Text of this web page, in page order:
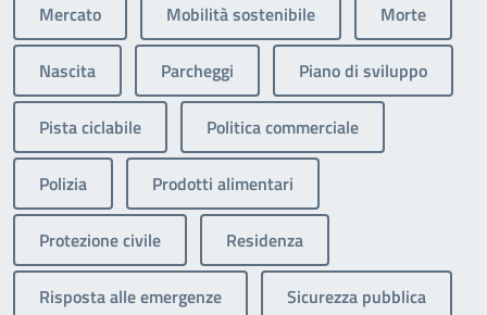
Mercato Mobilità sostenibile Morte
Nascita Parcheggi Piano di sviluppo
Pista ciclabile Politica commerciale
Polizia Prodotti alimentari
Protezione civile Residenza
Risposta alle emergenze Sicurezza pubblica